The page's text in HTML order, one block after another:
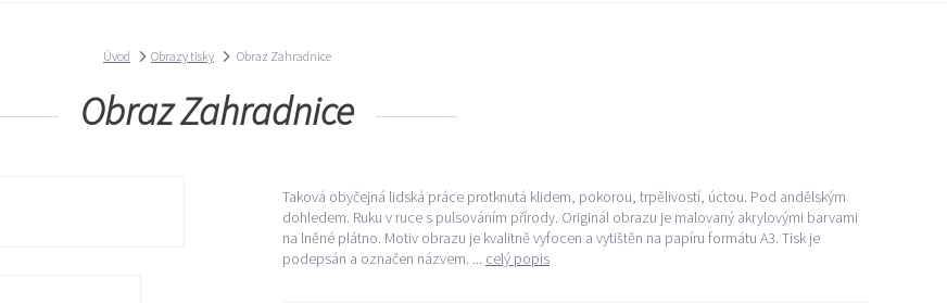
Úvod Obrazy tisky Obraz Zahradnice
Obraz Zahradnice
Taková obyčejná lidská práce protknutá klidem, pokorou, trpělivostí, úctou. Pod andělským
dohledem. Ruku v ruce s pulsováním přírody. Originál obrazu je malovaný akrylovými barvami
na lněné plátno. Motiv obrazu je kvalitně vyfocen a vytištěn na papíru formátu A3. Tisk je
podepsán a označen názvem. ... celý popis